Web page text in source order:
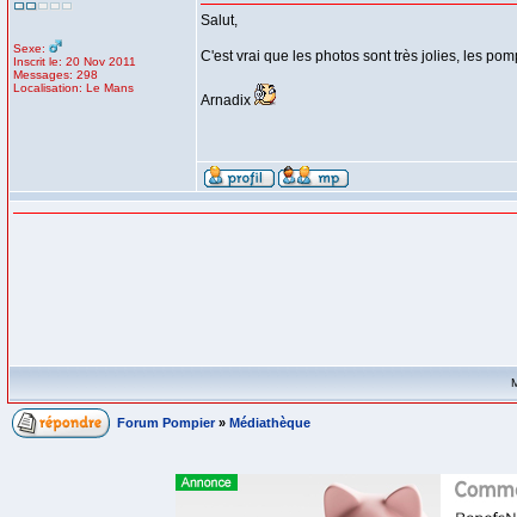
Sexe:
Inscrit le: 20 Nov 2011
Messages: 298
Localisation: Le Mans
Salut,
C'est vrai que les photos sont très jolies, les
Arnadix
Forum Pompier » Médiathèque